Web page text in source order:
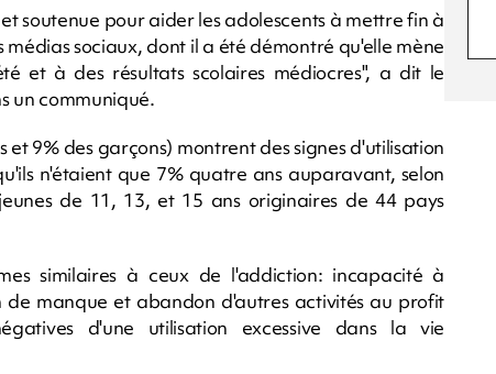
soutenue pour aider les adolescents à mettre fin à
sociaux, dont il a été démontré qu'elle mène
et à des résultats scolaires médiocres", a dit le
un communiqué.
et 9% des garçons) montrent des signes d'utilisation
n'étaient que 7% quatre ans auparavant, selon
de 11, 13, et 15 ans originaires de 44 pays
similaires à ceux de l'addiction: incapacité à
de manque et abandon d'autres activités au profit
d'une utilisation excessive dans la vie